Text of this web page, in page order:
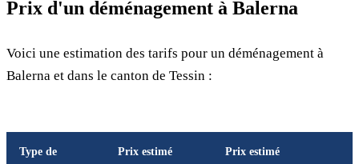
Prix d'un déménagement à Balerna
Voici une estimation des tarifs pour un déménagement à
Balerna et dans le canton de Tessin :
Type de
Prix estimé
Prix estimé